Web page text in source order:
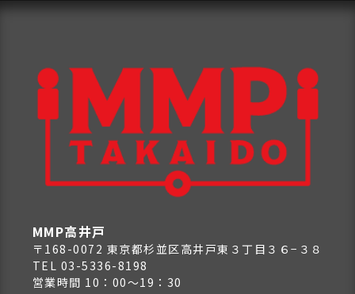
MMP高井戸
〒168-0072 東京都杉並区高井戸東３丁目３６−３８
TEL 03-5336-8198
営業時間 10：00～19：30